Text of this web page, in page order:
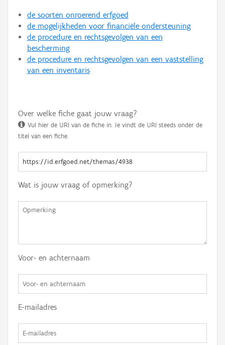
de soorten onroerend erfgoed
de mogelijkheden voor financiële ondersteuning
de procedure en rechtsgevolgen van een
bescherming
de procedure en rechtsgevolgen van een vaststelling
van een inventaris
Over welke fiche gaat jouw vraag?
Vul hier de URI van de fiche in. Je vindt de URI steeds onder de
titel van een fiche.
Wat is jouw vraag of opmerking?
Voor- en achternaam
E-mailadres